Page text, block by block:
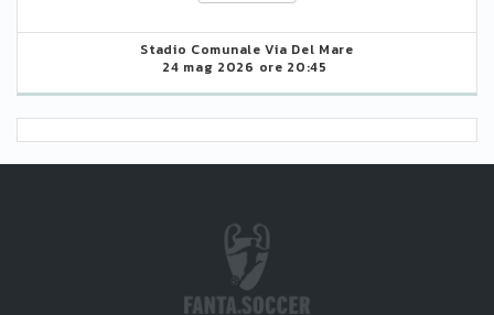
Stadio Comunale Via Del Mare
24 mag 2026 ore 20:45